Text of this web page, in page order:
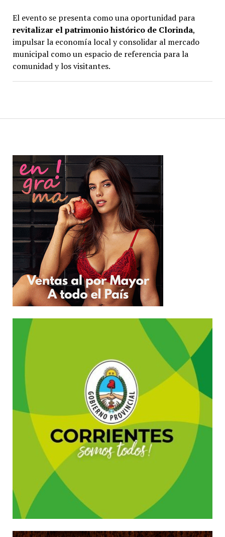
El evento se presenta como una oportunidad para
revitalizar el patrimonio histórico de Clorinda,
impulsar la economía local y consolidar al mercado
municipal como un espacio de referencia para la
comunidad y los visitantes.